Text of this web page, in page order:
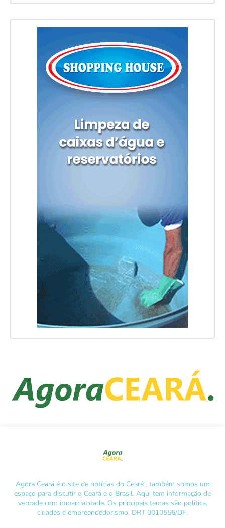
Agora Ceará é o site de notícias do Ceará , também somos um
espaço para discutir o Ceará e o Brasil. Aqui tem informação de
verdade com imparcialidade. Os principais temas são política,
cidades e empreendedorismo. DRT 0010556/DF.